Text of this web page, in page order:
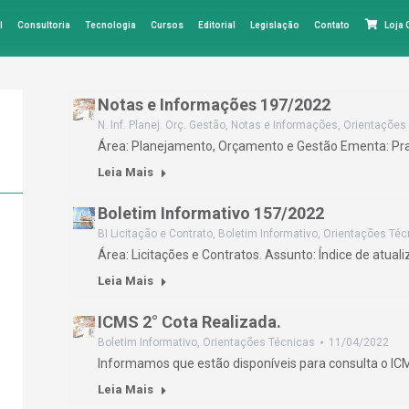
Consultoria Tecnologia Cursos Editorial Legislação Contato Loja
Notas e Informações 197/2022
N. Inf. Planej. Orç. Gestão, Notas e Informações, Orientações
Área: Planejamento, Orçamento e Gestão Ementa:
Leia Mais
Boletim Informativo 157/2022
BI Licitação e Contrato, Boletim Informativo, Orientações
Área: Licitações e Contratos. Assunto: Índice de
Leia Mais
ICMS 2° Cota Realizada.
Boletim Informativo, Orientações Técnicas 11/04/2022
Informamos que estão disponíveis para consulta o
Leia Mais